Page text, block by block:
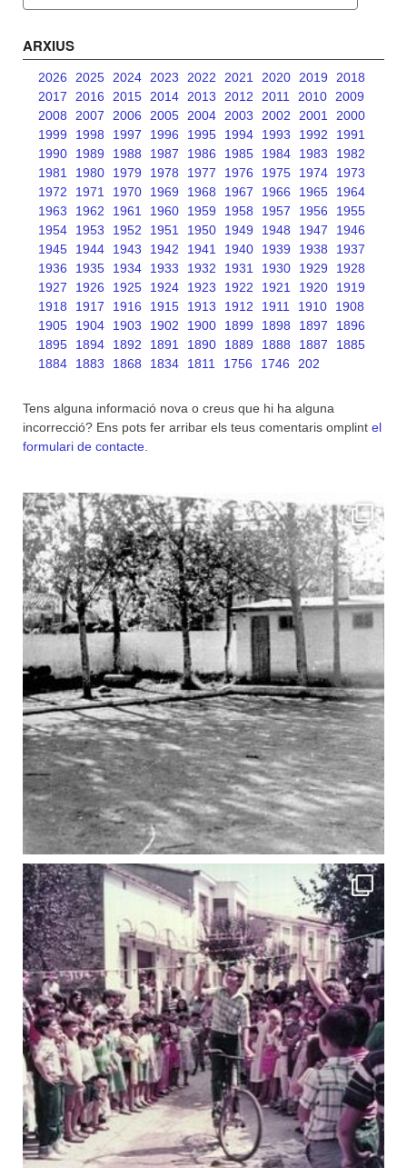
ARXIUS
2026 2025 2024 2023 2022 2021 2020 2019
2018
2017
2016 2015 2014 2013 2012 2011 2010
2009
2008
2007 2006 2005 2004 2003 2002 2001
2000
1999
1998 1997 1996 1995 1994 1993 1992
1991
1990
1989 1988 1987 1986 1985 1984 1983
1982
1981
1980 1979 1978 1977 1976 1975 1974
1973
1972
1971 1970 1969 1968 1967 1966 1965
1964
1963
1962 1961 1960 1959 1958 1957 1956
1955
1954
1953 1952 1951 1950 1949 1948 1947
1946
1945
1944 1943 1942 1941 1940 1939 1938
1937
1936
1935 1934 1933 1932 1931 1930 1929
1928
1927
1926 1925 1924 1923 1922 1921 1920
1919
1918
1917 1916 1915 1913 1912 1911 1910
1908
1905
1904 1903 1902 1900 1899 1898 1897
1896
1895
1894 1892 1891 1890 1889 1888 1887
1885
1884
1883 1868 1834 1811 1756 1746 202
Tens alguna informació nova o creus que hi ha alguna
incorrecció? Ens pots fer arribar els teus comentaris omplint el
formulari de contacte